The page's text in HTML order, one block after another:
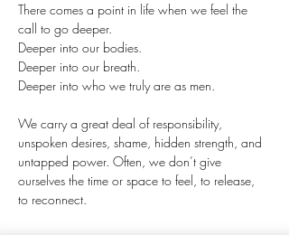
There comes a point in life when we feel the
call to go deeper.
Deeper into our bodies.
Deeper into our breath.
Deeper into who we truly are as men.
We carry a great deal of responsibility,
unspoken desires, shame, hidden strength, and
untapped power. Often, we don’t give
ourselves the time or space to feel, to release,
to reconnect.